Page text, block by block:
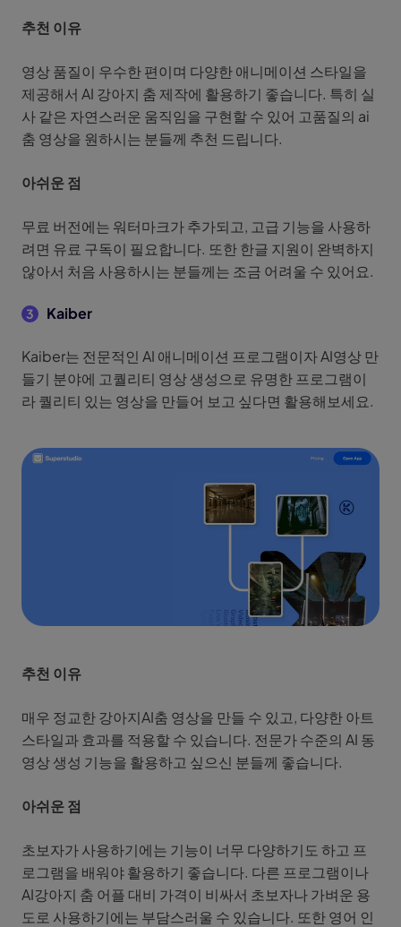
추천 이유
영상 품질이 우수한 편이며 다양한 애니메이션 스타일을
제공해서 AI 강아지 춤 제작에 활용하기 좋습니다. 특히 실
사 같은 자연스러운 움직임을 구현할 수 있어 고품질의 ai
춤 영상을 원하시는 분들께 추천 드립니다.
아쉬운 점
무료 버전에는 워터마크가 추가되고, 고급 기능을 사용하
려면 유료 구독이 필요합니다. 또한 한글 지원이 완벽하지
않아서 처음 사용하시는 분들께는 조금 어려울 수 있어요.
3 Kaiber
Kaiber는 전문적인 AI 애니메이션 프로그램이자 AI영상 만
들기 분야에 고퀄리티 영상 생성으로 유명한 프로그램이
라 퀄리티 있는 영상을 만들어 보고 싶다면 활용해보세요.
추천 이유
매우 정교한 강아지AI춤 영상을 만들 수 있고, 다양한 아트
스타일과 효과를 적용할 수 있습니다. 전문가 수준의 AI 동
영상 생성 기능을 활용하고 싶으신 분들께 좋습니다.
아쉬운 점
초보자가 사용하기에는 기능이 너무 다양하기도 하고 프
로그램을 배워야 활용하기 좋습니다. 다른 프로그램이나
AI강아지 춤 어플 대비 가격이 비싸서 초보자나 가벼운 용
도로 사용하기에는 부담스러울 수 있습니다. 또한 영어 인